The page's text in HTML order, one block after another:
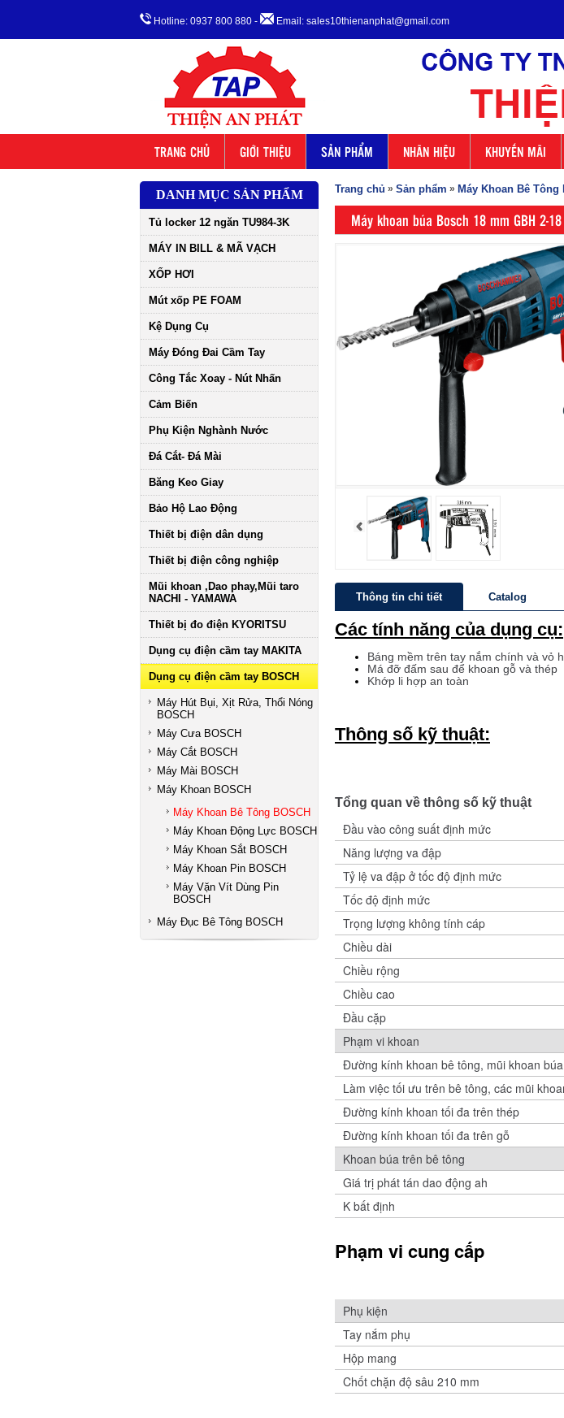
Hotline: 0937 800 880 - Email: sales10thienanphat@gmail.com
TRANG CHỦ GIỚI THIỆU SẢN PHẨM NHÃN HIỆU KHUYẾN MÃI
DANH MỤC SẢN PHẨM
Tủ locker 12 ngăn TU984-3K
MÁY IN BILL & MÃ VẠCH
XỐP HƠI
Mút xốp PE FOAM
Kệ Dụng Cụ
Máy Đóng Đai Cầm Tay
Công Tắc Xoay - Nút Nhấn
Cảm Biến
Phụ Kiện Nghành Nước
Đá Cắt- Đá Mài
Băng Keo Giay
Bảo Hộ Lao Động
Thiết bị điện dân dụng
Thiết bị điện công nghiệp
Mũi khoan ,Dao phay,Mũi taro
NACHI - YAMAWA
Thiết bị đo điện KYORITSU
Dụng cụ điện cầm tay MAKITA
Dụng cụ điện cầm tay BOSCH
Máy Hút Bụi, Xịt Rửa, Thổi Nóng
BOSCH
Máy Cưa BOSCH
Máy Cắt BOSCH
Máy Mài BOSCH
Máy Khoan BOSCH
Máy Khoan Bê Tông BOSCH
Máy Khoan Động Lực BOSCH
Máy Khoan Sắt BOSCH
Máy Khoan Pin BOSCH
Máy Vặn Vít Dùng Pin
BOSCH
Máy Đục Bê Tông BOSCH
Trang chủ » Sản phẩm » Máy Khoan Bê Tông
Máy khoan búa Bosch 18 mm GBH 2-18
Thông tin chi tiết Catalog
Các tính năng của dụng cụ:
Báng mềm trên tay nắm chính và vỏ
Má đỡ đấm sau để khoan gỗ và thép
Khớp li hợp an toàn
Thông số kỹ thuật:
Tổng quan về thông số kỹ thuật
Đầu vào công suất định mức
Năng lượng va đập
Tỷ lệ va đập ở tốc độ định mức
Tốc độ định mức
Trọng lượng không tính cáp
Chiều dài
Chiều rộng
Chiều cao
Đầu cặp
Phạm vi khoan
Đường kính khoan bê tông, mũi khoan búa
Làm việc tối ưu trên bê tông, các mũi
Đường kính khoan tối đa trên thép
Đường kính khoan tối đa trên gỗ
Khoan búa trên bê tông
Giá trị phát tán dao động ah
K bất định
Phạm vi cung cấp
Phụ kiện
Tay nắm phụ
Hộp mang
Chốt chặn độ sâu 210 mm